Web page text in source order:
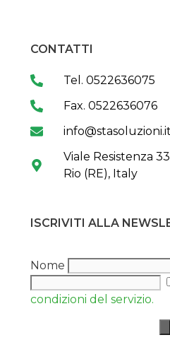
CONTATTI
Tel. 0522636075
Fax. 0522636076
info@stasoluzioni.it
Viale Resistenza
Rio (RE), Italy
ISCRIVITI ALLA
Nome
condizioni del servizio.